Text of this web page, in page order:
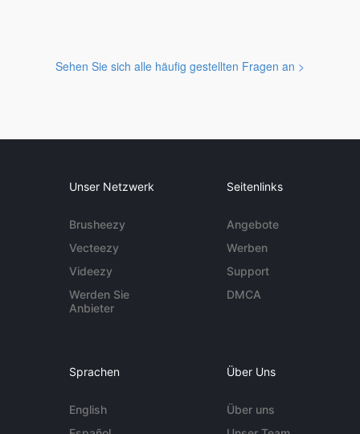
Sehen Sie sich alle häufig gestellten Fragen an >
Unser Netzwerk
Brusheezy
Vecteezy
Videezy
Werden Sie
Anbieter
Seitenlinks
Angebote
Werben
Support
DMCA
Sprachen
English
Über Uns
Über uns